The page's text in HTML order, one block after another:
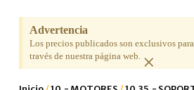
Advertencia
Los precios publicados son exclusivos
través de nuestra página web. ×